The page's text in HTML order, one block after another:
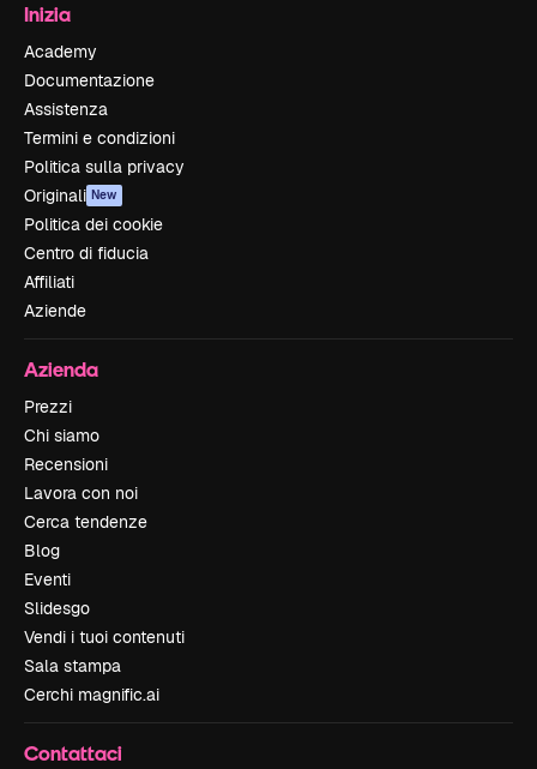
Inizia
Academy
Documentazione
Assistenza
Termini e condizioni
Politica sulla privacy
Originali New
Politica dei cookie
Centro di fiducia
Affiliati
Aziende
Azienda
Prezzi
Chi siamo
Recensioni
Lavora con noi
Cerca tendenze
Blog
Eventi
Slidesgo
Vendi i tuoi contenuti
Sala stampa
Cerchi magnific.ai
Contattaci